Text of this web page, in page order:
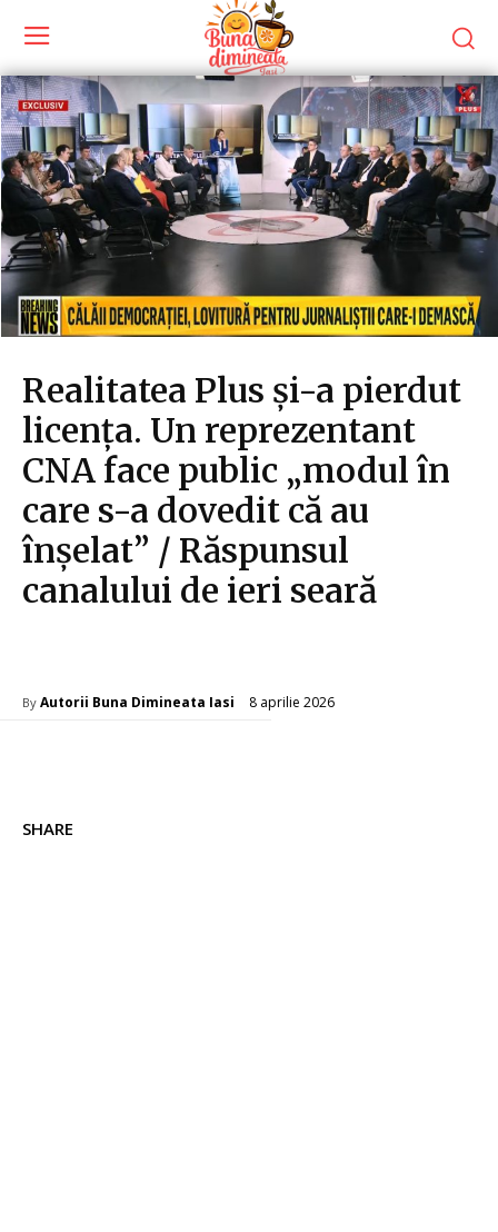
Realitatea Plus și-a pierdut
licența. Un reprezentant
CNA face public „modul în
care s-a dovedit că au
înșelat” / Răspunsul
canalului de ieri seară
By Autorii Buna Dimineata Iasi 8 aprilie 2026
SHARE